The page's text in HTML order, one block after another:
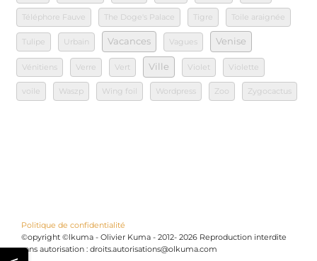
Téléphore Fauve The Doge's Palace Tigre Toile araignée
Tulipe Urbain Vacances Vagues Venise
Vénitiens Verre Vert Ville Violet Violette
voile Waszp Wing foil Wordpress Zoo Zygocactus
Politique de confidentialité
©opyright ©lkuma - Olivier Kuma - 2012- 2026 Reproduction interdite
sans autorisation : droits.autorisations@olkuma.com